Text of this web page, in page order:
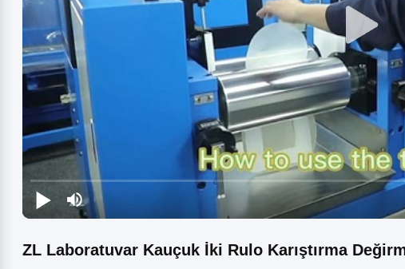
ZL Laboratuvar Kauçuk İki Rulo Karıştırma